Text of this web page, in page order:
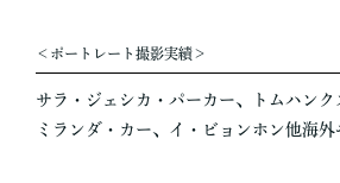
＜ポートレート撮影実績＞
サラ・ジェシカ・パーカー、トムハンク
ミランダ・カー、イ・ビョンホン他海